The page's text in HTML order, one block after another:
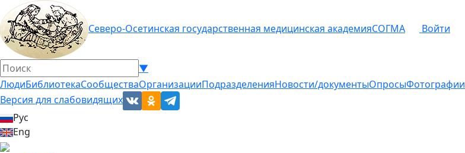
Северо-Осетинская государственная медицинская академияСОГМА Войти
▼
ЛюдиБиблиотекаСообществаОрганизацииПодразделенияНовости/документыОпросыФотографии
Версия для слабовидящих
Рус
Eng